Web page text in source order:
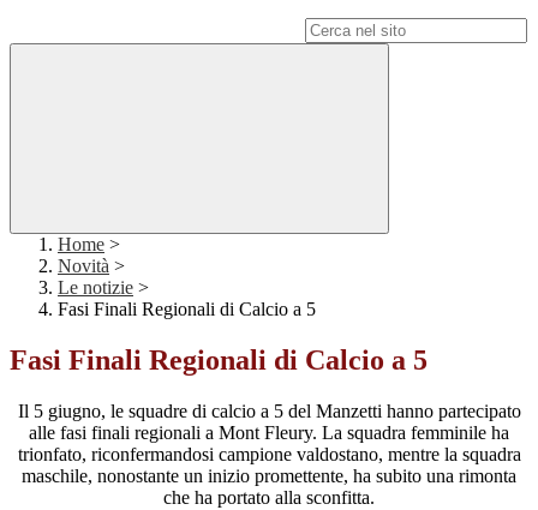
Home >
Novità >
Le notizie >
Fasi Finali Regionali di Calcio a 5
Fasi Finali Regionali di Calcio a 5
Il 5 giugno, le squadre di calcio a 5 del Manzetti hanno partecipato
alle fasi finali regionali a Mont Fleury. La squadra femminile ha
trionfato, riconfermandosi campione valdostano, mentre la squadra
maschile, nonostante un inizio promettente, ha subito una rimonta
che ha portato alla sconfitta.